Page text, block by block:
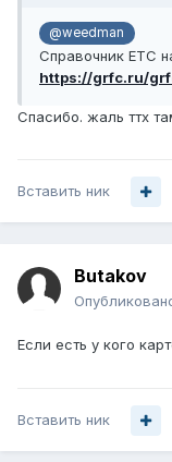
@weedman
Справочник ЕТС
https://grfc.ru/
Спасибо. жаль ттх
Вставить ник
Butakov
Если есть у кого
Вставить ник